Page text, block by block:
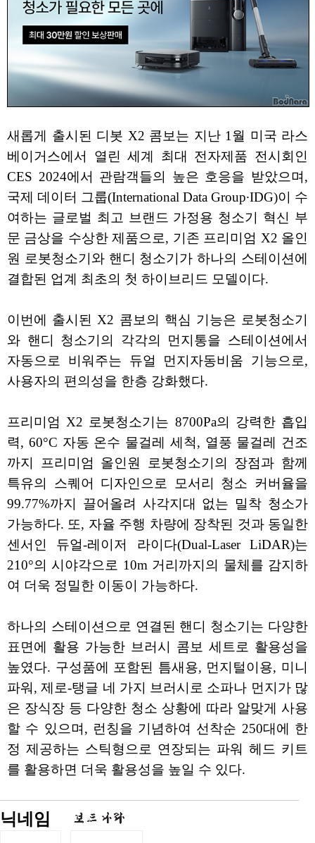
새롭게 출시된 디봇 X2 콤보는 지난 1월 미국 라스
베이거스에서 열린 세계 최대 전자제품 전시회인
CES 2024에서 관람객들의 높은 호응을 받았으며,
국제 데이터 그룹(International Data Group∙IDG)이 수
여하는 글로벌 최고 브랜드 가정용 청소기 혁신 부
문 금상을 수상한 제품으로, 기존 프리미엄 X2 올인
원 로봇청소기와 핸디 청소기가 하나의 스테이션에
결합된 업계 최초의 첫 하이브리드 모델이다.
이번에 출시된 X2 콤보의 핵심 기능은 로봇청소기
와 핸디 청소기의 각각의 먼지통을 스테이션에서
자동으로 비워주는 듀얼 먼지자동비움 기능으로,
사용자의 편의성을 한층 강화했다.
프리미엄 X2 로봇청소기는 8700Pa의 강력한 흡입
력, 60°C 자동 온수 물걸레 세척, 열풍 물걸레 건조
까지 프리미엄 올인원 로봇청소기의 장점과 함께
특유의 스퀘어 디자인으로 모서리 청소 커버율을
99.77%까지 끌어올려 사각지대 없는 밀착 청소가
가능하다. 또, 자율 주행 차량에 장착된 것과 동일한
센서인 듀얼-레이저 라이다(Dual-Laser LiDAR)는
210°의 시야각으로 10m 거리까지의 물체를 감지하
여 더욱 정밀한 이동이 가능하다.
하나의 스테이션으로 연결된 핸디 청소기는 다양한
표면에 활용 가능한 브러시 콤보 세트로 활용성을
높였다. 구성품에 포함된 틈새용, 먼지털이용, 미니
파워, 제로-탱글 네 가지 브러시로 소파나 먼지가 많
은 장식장 등 다양한 청소 상황에 따라 알맞게 사용
할 수 있으며, 런칭을 기념하여 선착순 250대에 한
정 제공하는 스틱형으로 연장되는 파워 헤드 키트
를 활용하면 더욱 활용성을 높일 수 있다.
닉네임